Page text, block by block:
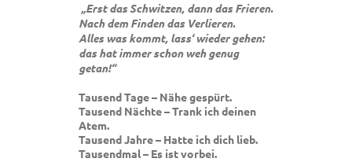
„Erst das Schwitzen, dann das Frieren.
Nach dem Finden das Verlieren.
Alles was kommt, lass‘ wieder gehen:
das hat immer schon weh genug
getan!“
Tausend Tage – Nähe gespürt.
Tausend Nächte – Trank ich deinen
Atem.
Tausend Jahre – Hatte ich dich lieb.
Tausendmal – Es ist vorbei.